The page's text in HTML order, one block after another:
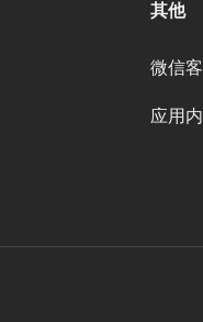
其他
微信
应用